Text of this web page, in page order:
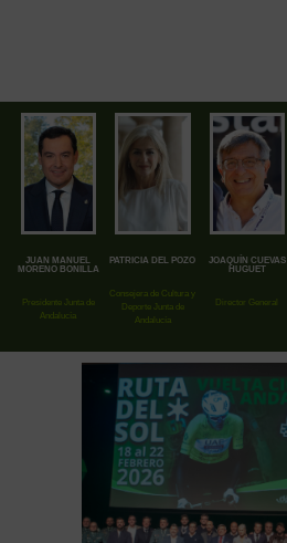
JUAN MANUEL
MORENO BONILLA
Presidente Junta de
Andalucía
PATRICIA DEL POZO
Consejera de Cultura y
Deporte Junta de
Andalucía
JOAQUÍN CUEVAS
HUGUET
Director General